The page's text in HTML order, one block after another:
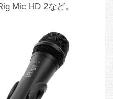
Mic HD 2など。